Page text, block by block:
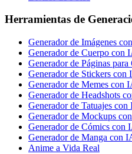
Herramientas de
Generador de Imágenes
Generador de Cuerpo con
Generador de Páginas
Generador de Stickers con
Generador de Memes con
Generador de Headshots
Generador de Tatuajes con
Generador de Mockups
Generador de Cómics con
Generador de Manga con
Anime a Vida Real